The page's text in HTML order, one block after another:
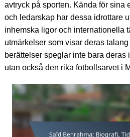
avtryck på sporten. Kända för sina
och ledarskap har dessa idrottare
inhemska ligor och internationella
utmärkelser som visar deras
berättelser speglar inte bara
utan också den rika fotbollsarvet i